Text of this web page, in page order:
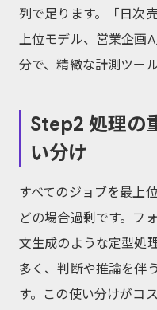
列で足ります。「日次
上位モデル、営業企画
分で、精緻な計測ツー
Step2 処理の
い分け
すべてのジョブを最上
どの場合過剰です。フ
文生成のような定型処
多く、判断や推論を伴
す。この使い分けがコ